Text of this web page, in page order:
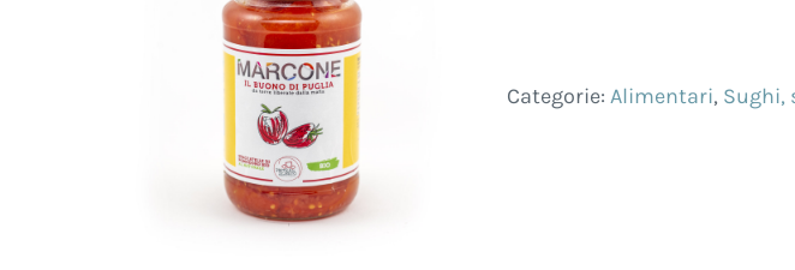
Categorie: Alimentari, Sughi,